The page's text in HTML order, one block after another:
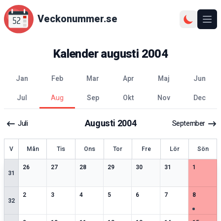
Veckonummer.se
Kalenderaugusti 2004
jan feb mar apr maj
jun
jul
aug sep okt nov dec
Juli Augusti 2004 September
Vecka Mån Tis Ons Tor Fre Lör Sön
31
26
2speciella datum
27
1speciella datum
28
2speciella datum
29
2speciella datum
30
1speciella datum
31
2speciella datum
11
32
2
2speciella datum
3
1speciella datum
4
2speciella datum
5
2speciella datum
6
2speciella datum
7
2speciella datum
8
3